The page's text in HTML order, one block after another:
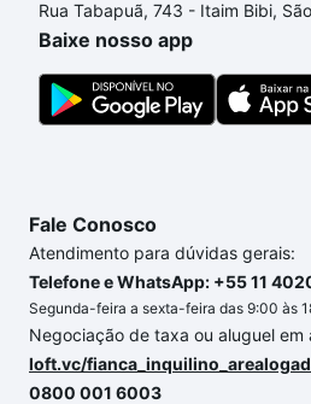
um apartamento
e conte
o imóvel dos seus sonhos com
conforto. Loft, com você até
Rua Tabapuã, 743 - Itaim Bibi,
Baixe nosso app
Fale Conosco
Atendimento para dúvidas gerais:
Telefone e WhatsApp: +55 11
Segunda-feira a sexta-feira das 9:00 às
Negociação de taxa ou aluguel em
loft.vc/
0800 001 6003